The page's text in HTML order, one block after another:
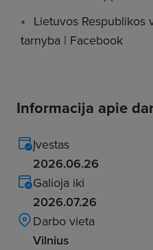
Lietuvos Respublikos
tarnyba | Facebook
Informacija apie
Įvestas
2026.06.26
Galioja iki
2026.07.26
Darbo vieta
Vilnius